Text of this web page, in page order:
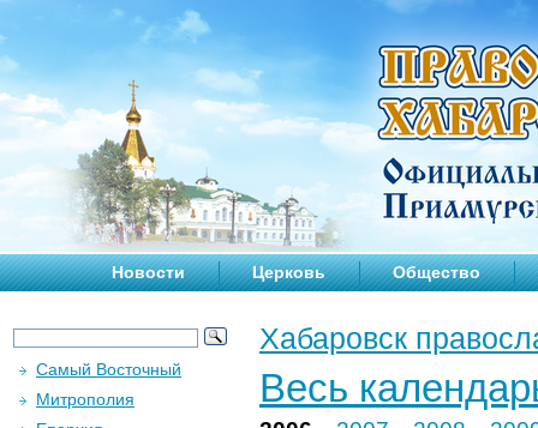
Новости Церковь Общество
Хабаровск
Весь
Самый Восточный
Митрополия